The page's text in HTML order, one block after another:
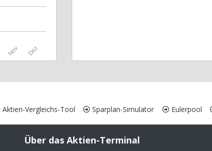
Nov Dez
Aktien-Vergleichs-Tool Sparplan-Simulator Eulerpool
Über das Aktien-Terminal